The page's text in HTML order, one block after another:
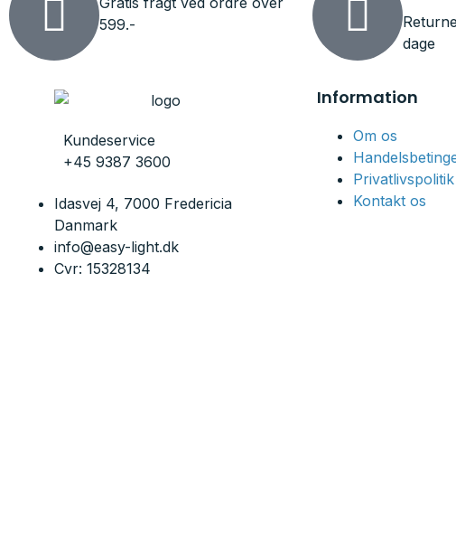
599.-
dage
Kundeservice
+45 9387 3600
Idasvej 4, 7000 Fredericia
Danmark
info@easy-light.dk
Cvr: 15328134
Information
Om os
Kontakt os